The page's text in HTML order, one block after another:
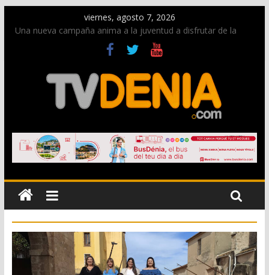
viernes, agosto 7, 2026
Una nueva campaña anima a la juventud a disfrutar de la
Paco Adsuar dona al Arxiu de Dénia más de 50.000 imágenes
de la memoria visual de la ciudad
La Entraeta Festera llena de ambiente la calle Marqués de
Campo con la recepción a la Capitanía Cristiana
El XII Festival de Jazz de Dénia reunirá durante agosto a
figuras nacionales e internacionales en los Jardins de
Torrecremada
Los Moros y Cristianos 2026 reciben las llaves de la ciudad y
dan inicio a las fiestas en Dénia